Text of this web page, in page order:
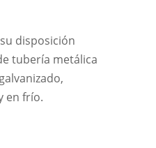
su disposición
tubería metálica
en frío.